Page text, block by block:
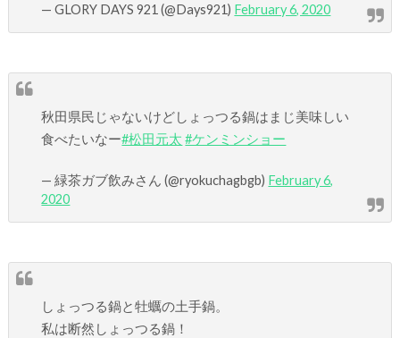
— GLORY DAYS 921 (@Days921) February 6, 2020
秋田県民じゃないけどしょっつる鍋はまじ美味しい
食べたいなー#松田元太 #ケンミンショー
— 緑茶ガブ飲みさん (@ryokuchagbgb) February 6,
2020
しょっつる鍋と牡蠣の土手鍋。
私は断然しょっつる鍋！